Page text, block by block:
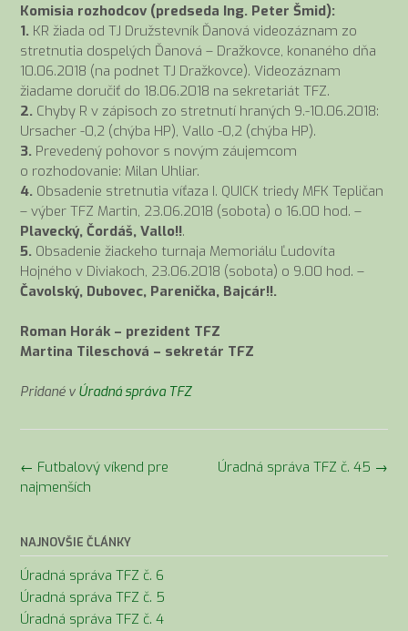
Komisia rozhodcov (predseda Ing. Peter Šmid):
1. KR žiada od TJ Družstevník Ďanová videozáznam zo
stretnutia dospelých Ďanová – Dražkovce, konaného dňa
10.06.2018 (na podnet TJ Dražkovce). Videozáznam
žiadame doručiť do 18.06.2018 na sekretariát TFZ.
2. Chyby R v zápisoch zo stretnutí hraných 9.-10.06.2018:
Ursacher -0,2 (chýba HP), Vallo -0,2 (chýba HP).
3. Prevedený pohovor s novým záujemcom
o rozhodovanie: Milan Uhliar.
4. Obsadenie stretnutia víťaza I. QUICK triedy MFK Tepličan
– výber TFZ Martin, 23.06.2018 (sobota) o 16.00 hod. –
Plavecký, Čordáš, Vallo!!.
5. Obsadenie žiackeho turnaja Memoriálu Ľudovíta
Hojného v Diviakoch, 23.06.2018 (sobota) o 9.00 hod. –
Čavolský, Dubovec, Parenička, Bajcár!!.
Roman Horák – prezident TFZ
Martina Tileschová – sekretár TFZ
Pridané v Úradná správa TFZ
Navigácia
v
Úradná správa TFZ č. 45 →
← Futbalový víkend pre
najmenších
NAJNOVŠIE ČLÁNKY
Úradná správa TFZ č. 6
Úradná správa TFZ č. 5
Úradná správa TFZ č. 4